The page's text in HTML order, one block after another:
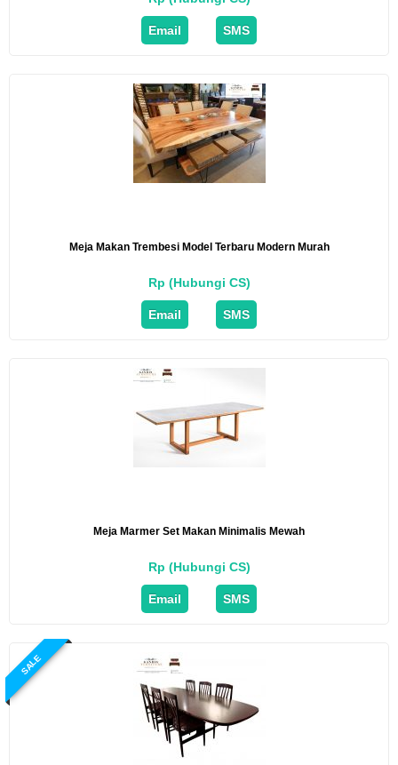
Email SMS
Meja Makan Trembesi Model Terbaru Modern Murah
Rp (Hubungi CS)
Email SMS
Meja Marmer Set Makan Minimalis Mewah
Rp (Hubungi CS)
Email SMS
SALE